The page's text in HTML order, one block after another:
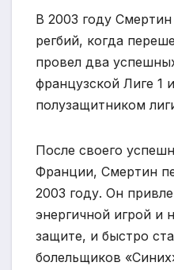
В 2003 году
регбий, когда
провел два
французской Лиге 1
полузащитником
После своего
Франции, Смертин
2003 году. Он
энергичной игрой и
защите, и быстро
болельщиков